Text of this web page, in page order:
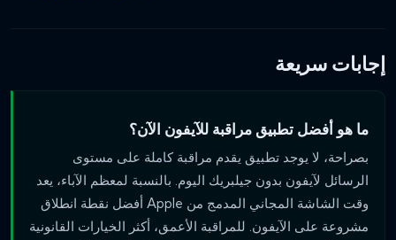
إجابات سريعة
ما هو أفضل تطبيق مراقبة للآيفون الآن؟
بصراحة، لا يوجد تطبيق يقدم مراقبة كاملة على مستوى
الرسائل لآيفون بدون جيلبريك اليوم. بالنسبة لمعظم الآباء، يعد
وقت الشاشة المجاني المدمج من Apple أفضل نقطة انطلاق
مشروعة على الآيفون. للمراقبة الأعمق، أكثر الخيارات القانونية